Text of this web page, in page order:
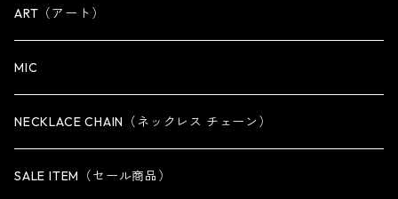
OTHER
iPhone 14専用ケース
iPhone 14 Plus専用ケース
iPhone 14 Pro専用ケース
iPhone 14 Pro Max専用ケース
ART（アート）
MIC
NECKLACE CHAIN（ネックレス チェーン）
SALE ITEM（セール商品）